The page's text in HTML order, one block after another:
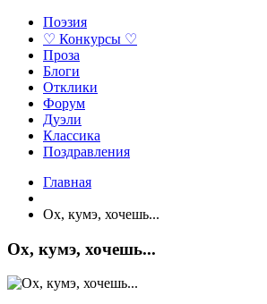
Поэзия
♡ Конкурсы ♡
Проза
Блоги
Отклики
Форум
Дуэли
Классика
Поздравления
Главная
Ох, кумэ, хочешь...
Ох, кумэ, хочешь...